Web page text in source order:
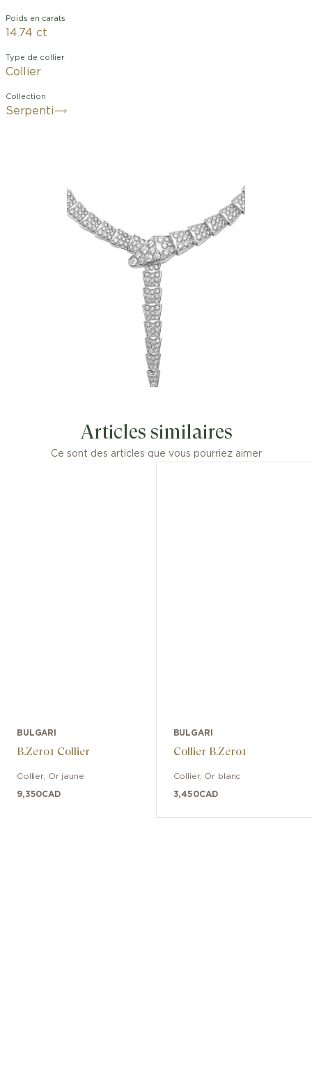
Poids en carats
14.74 ct
Type de collier
Collier
Collection
Serpenti
Glamour et sophistiqué, ce bijou
composé de somptueuses écailles
s’enroule autour du cou pour reproduire
les ondulations uniques du serpent.
Collier Serpenti en or blanc 18 K pavé
diamants.
Articles similaires
Ce sont des articles que vous pourriez aimer
BULGARI
B.Zero1 Collier
Collier, Or jaune
9,350CAD
BULGARI
Collier B.Zero1
Collier, Or blanc
3,450CAD